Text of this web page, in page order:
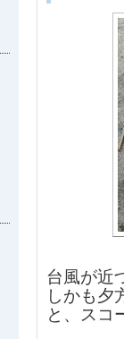
台風が近
しかも夕
と、スコ